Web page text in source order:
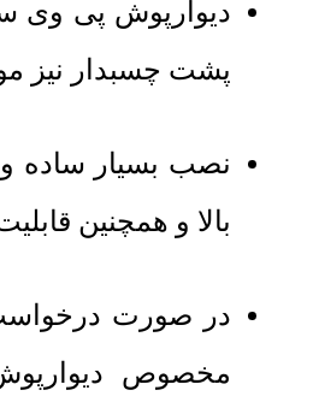
پشت چسبدار نیز
نصب بسیار ساده
بالا و همچنین
در صورت
مخصوص